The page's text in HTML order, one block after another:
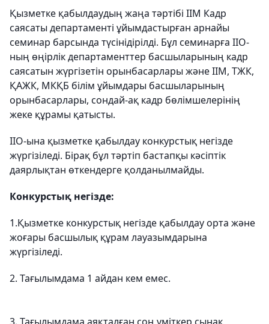
Қызметке қабылдаудың жаңа тәртібі ІІМ Кадр
саясаты департаменті ұйымдастырған арнайы
семинар барсында түсінідірілді. Бұл семинарға ІІО-
ның өңірлік департаменттер басшыларының кадр
саясатын жүргізетін орынбасарлары және ІІМ, ТЖК,
ҚАЖК, МКҚБ білім ұйымдары басшыларының
орынбасарлары, сондай-ақ кадр бөлімшелерінің
жеке құрамы қатысты.
ІІО-ына қызметке қабылдау конкурстық негізде
жүргізіледі. Бірақ бұл тәртіп бастапқы кәсіптік
даярлықтан өткендерге қолданылмайды.
Конкурстық негізде:
1.Қызметке конкурстық негізде қабылдау орта және
жоғары басшылық құрам лауазымдарына
жүргізіледі.
2. Тағылымдама 1 айдан кем емес.